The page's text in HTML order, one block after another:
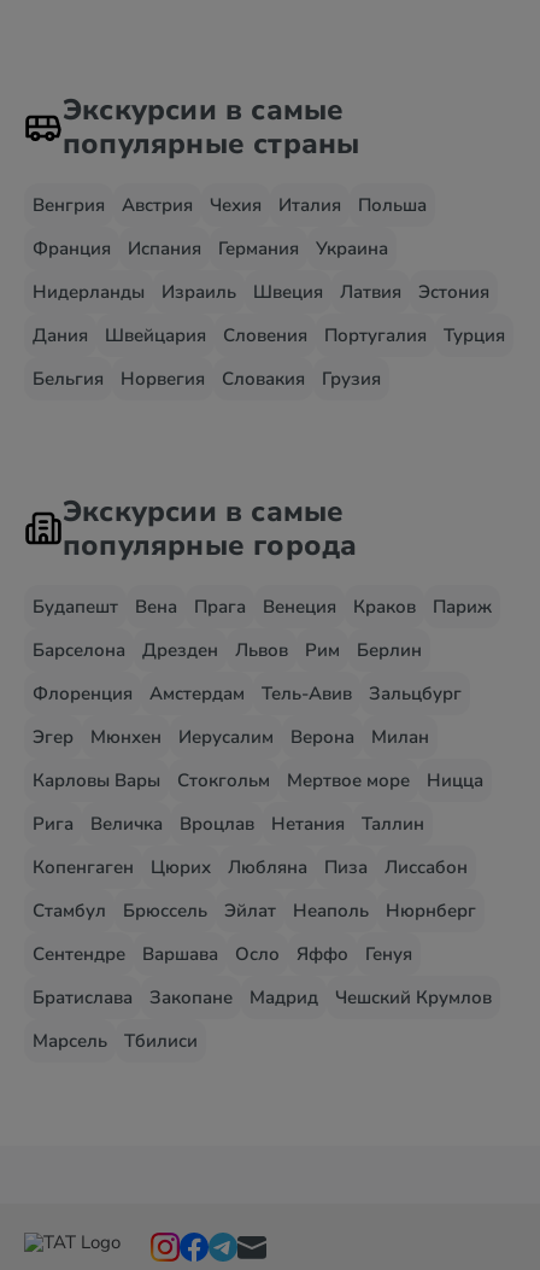
Экскурсии в самые
популярные страны
Венгрия Австрия Чехия Италия
Польша
Франция
Испания Германия
Украина
Нидерланды
Израиль Швеция Латвия
Эстония
Дания
Швейцария Словения Португалия
Турция
Бельгия
Норвегия Словакия Грузия
Экскурсии в самые
популярные города
Будапешт Вена Прага Венеция Краков
Париж
Барселона
Дрезден Львов Рим
Берлин
Флоренция
Амстердам Тель-Авив
Зальцбург
Эгер
Мюнхен Иерусалим Верона
Милан
Карловы Вары
Стокгольм Мертвое море
Ницца
Рига
Величка Вроцлав Нетания
Таллин
Копенгаген
Цюрих Любляна Пиза
Лиссабон
Стамбул
Брюссель Эйлат Неаполь
Нюрнберг
Сентендре
Варшава Осло Яффо
Генуя
Братислава
Закопане Мадрид
Чешский Крумлов
Марсель
Тбилиси